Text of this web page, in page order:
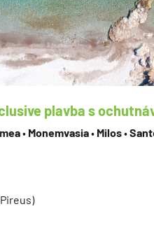
plavba s
• Monemvasia• Milos•